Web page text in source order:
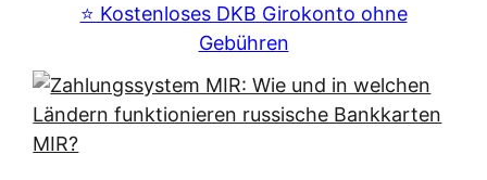
-
l
t
⭐️ Kostenloses DKB Girokonto ohne
Gebühren